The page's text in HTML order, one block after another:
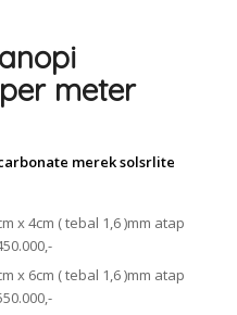
meter
merek solsrlite
x 4cm ( tebal 1,6 )mm atap
x 6cm ( tebal 1,6 )mm atap